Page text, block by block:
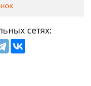
сетях: